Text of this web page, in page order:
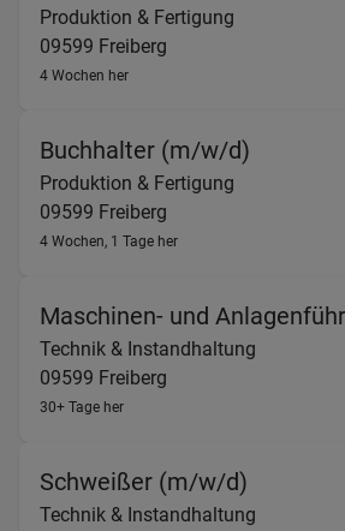
Produktion & Fertigung
09599 Freiberg
4 Wochen her
Buchhalter (m/w/d)
Produktion & Fertigung
09599 Freiberg
4 Wochen, 1 Tage her
Maschinen- und
Technik & Instandhaltung
09599 Freiberg
30+ Tage her
Schweißer (m/w/d)
Technik & Instandhaltung